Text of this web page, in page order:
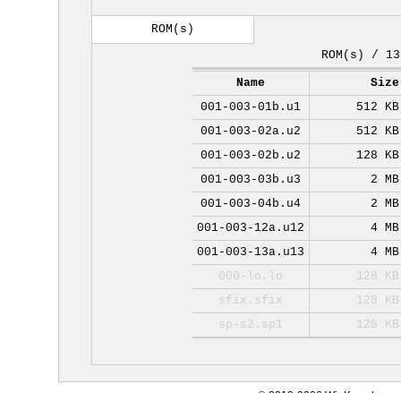
ROM(s)
ROM(s) / 13
Name
Size
001-003-01b.u1
512 KB
001-003-02a.u2
512 KB
001-003-02b.u2
128 KB
001-003-03b.u3
2 MB
001-003-04b.u4
2 MB
001-003-12a.u12
4 MB
001-003-13a.u13
4 MB
000-lo.lo
128 KB
sfix.sfix
128 KB
sp-s2.sp1
128 KB